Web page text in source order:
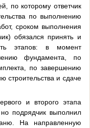
по которому ответчик
по выполнению
сроком выполнения
обязался принять и
этапов: в момент
фундамента, по
по завершению
строительства и сдаче
и второго этапа
подрядчик выполнил
На направленную